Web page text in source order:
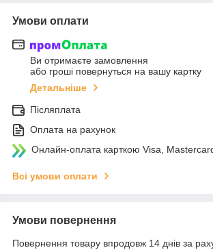
Умови оплати
Ви отримаєте замовлення
або гроші повернуться на вашу картку
Детальніше
Післяплата
Оплата на рахунок
Онлайн-оплата карткою Visa,
Всі умови оплати
Умови повернення
Повернення товару впродовж 14 днів за